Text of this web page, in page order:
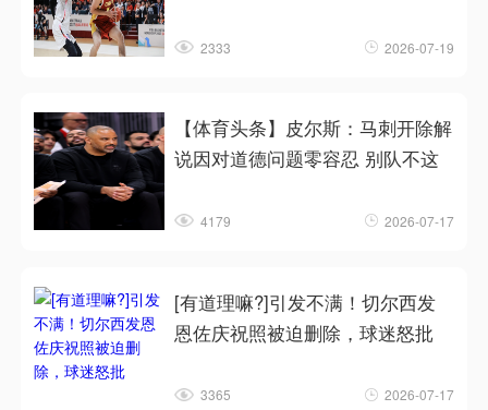
2333 2026-07-19
【体育头条】皮尔斯：马刺开除解
说因对道德问题零容忍 别队不这
4179 2026-07-17
[有道理嘛?]引发不满！切尔西发
恩佐庆祝照被迫删除，球迷怒批
3365 2026-07-17